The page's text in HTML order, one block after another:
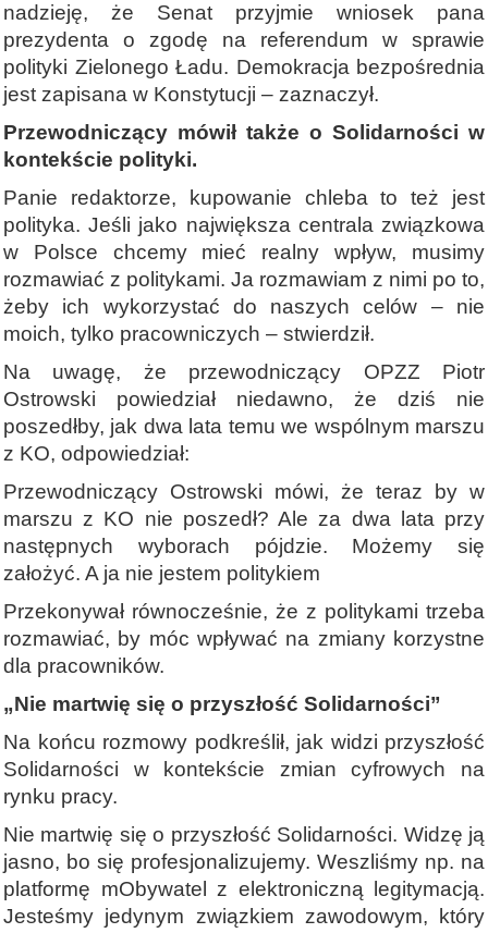
nadzieję, że Senat przyjmie wniosek pana
prezydenta o zgodę na referendum w sprawie
polityki Zielonego Ładu. Demokracja bezpośrednia
jest zapisana w Konstytucji – zaznaczył.
Przewodniczący mówił także o Solidarności w
kontekście polityki.
Panie redaktorze, kupowanie chleba to też jest
polityka. Jeśli jako największa centrala związkowa
w Polsce chcemy mieć realny wpływ, musimy
rozmawiać z politykami. Ja rozmawiam z nimi po to,
żeby ich wykorzystać do naszych celów – nie
moich, tylko pracowniczych – stwierdził.
Na uwagę, że przewodniczący OPZZ Piotr
Ostrowski powiedział niedawno, że dziś nie
poszedłby, jak dwa lata temu we wspólnym marszu
z KO, odpowiedział:
Przewodniczący Ostrowski mówi, że teraz by w
marszu z KO nie poszedł? Ale za dwa lata przy
następnych wyborach pójdzie. Możemy się
założyć. A ja nie jestem politykiem
Przekonywał równocześnie, że z politykami trzeba
rozmawiać, by móc wpływać na zmiany korzystne
dla pracowników.
„Nie martwię się o przyszłość Solidarności”
Na końcu rozmowy podkreślił, jak widzi przyszłość
Solidarności w kontekście zmian cyfrowych na
rynku pracy.
Nie martwię się o przyszłość Solidarności. Widzę ją
jasno, bo się profesjonalizujemy. Weszliśmy np. na
platformę mObywatel z elektroniczną legitymacją.
Jesteśmy jedynym związkiem zawodowym, który